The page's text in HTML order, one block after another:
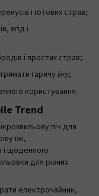
і готових страв;
ягід і
і простих страв;
гарячу їжу;
користування.
Trend
піч для
їжі,
і щоденного
для різних
електрочайник,